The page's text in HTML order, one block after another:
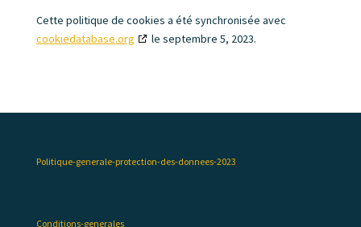
Cette politique de cookies a été synchronisée avec
cookiedatabase.org
le septembre 5, 2023.
Politique-generale-protection-des-donnees-2023
Conditions-generales